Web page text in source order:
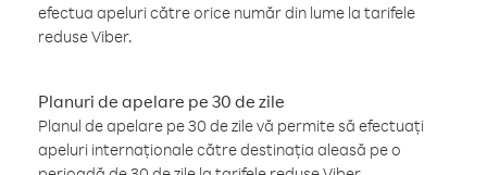
efectua apeluri către orice număr din lume la tarifele
reduse Viber.
Planuri de apelare pe 30 de zile
Planul de apelare pe 30 de zile vă permite să efectuați
apeluri internaționale către destinația aleasă pe o